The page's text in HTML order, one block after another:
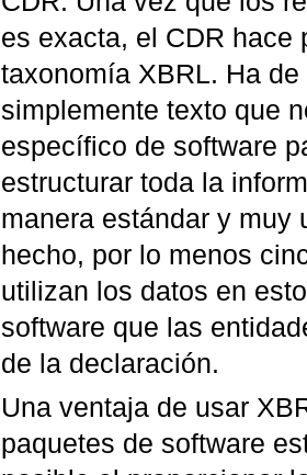
es exacta, el CDR hace
taxonomía XBRL. Ha
simplemente texto que
específico de software
estructurar toda la
manera estándar y muy
hecho, por lo menos
utilizan los datos en
software que las
de la declaración.
Una ventaja de usar
paquetes de software